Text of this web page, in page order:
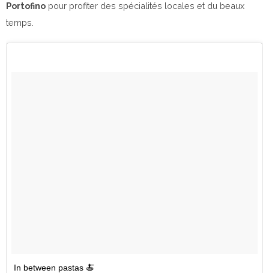
Portofino pour profiter des spécialités locales et du beaux
temps.
In between pastas 🍝